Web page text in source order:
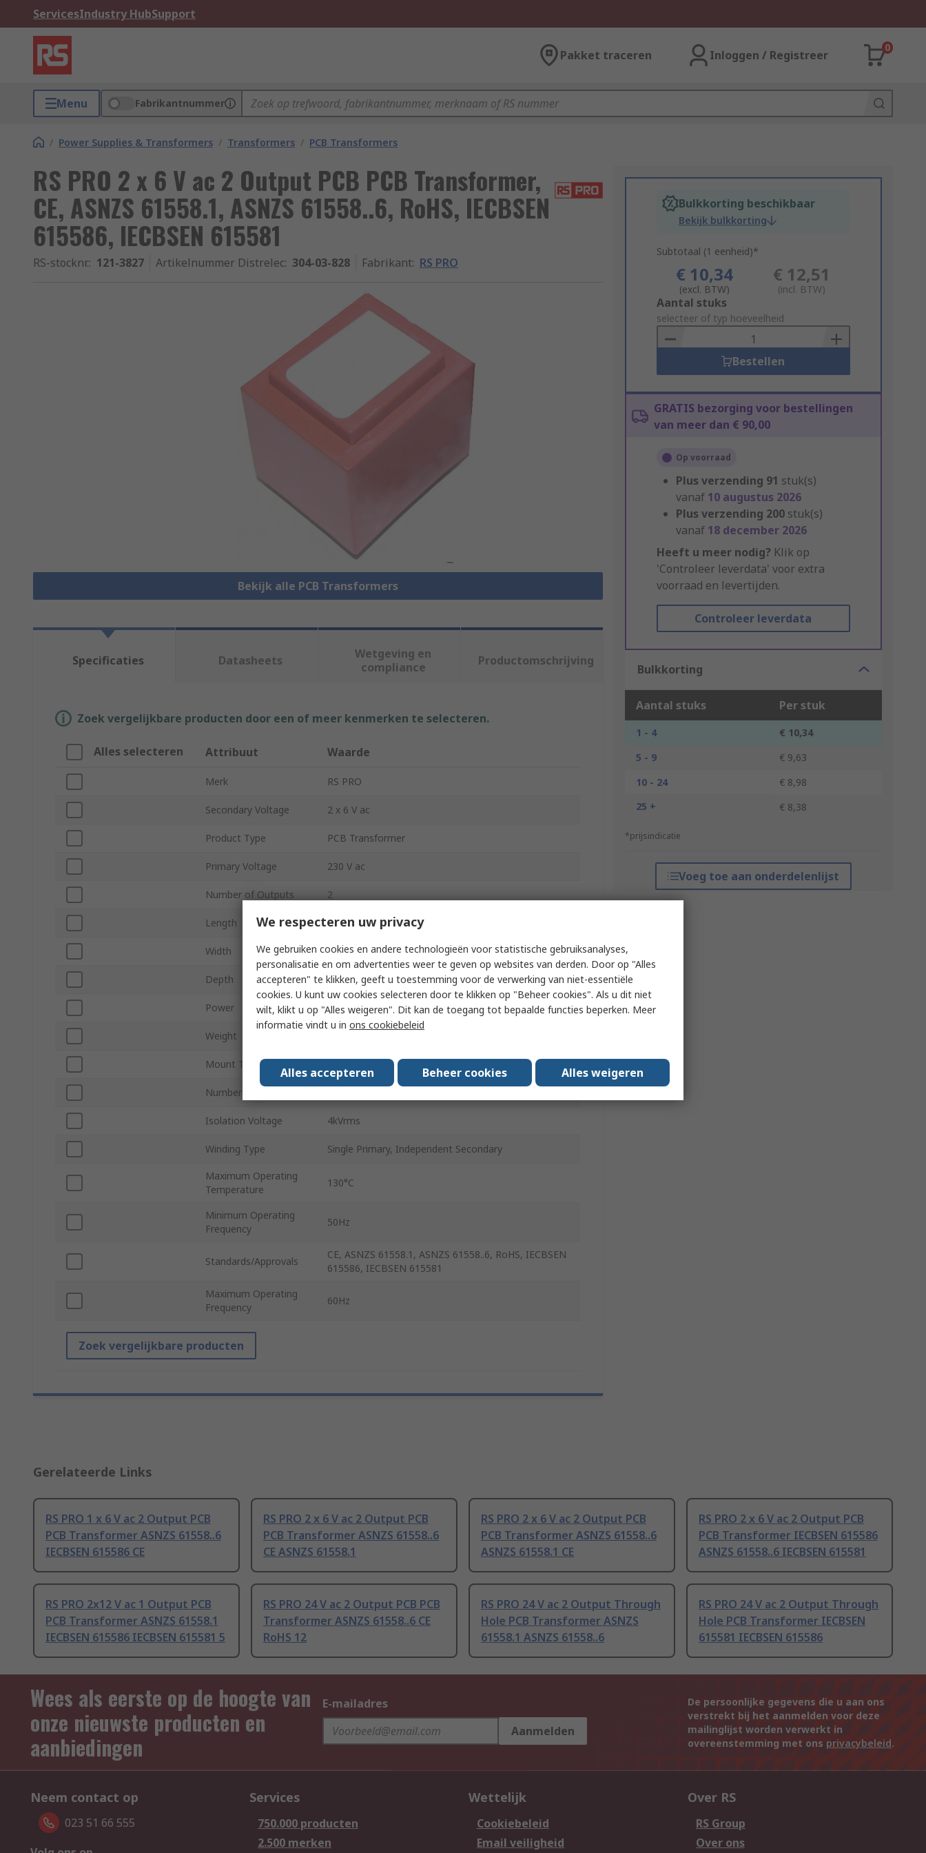
ServicesIndustry HubSupport
Pakket traceren Inloggen / Registreer
0
Menu Fabrikantnummer
/ Power Supplies & Transformers / Transformers / PCB Transformers
RS PRO 2 x 6 V ac 2 Output PCB PCB Transformer,
CE, ASNZS 61558.1, ASNZS 61558..6, RoHS, IECBSEN
615586, IECBSEN 615581
RS-stocknr.: 121-3827 Artikelnummer Distrelec: 304-03-828 Fabrikant: RS PRO
Bekijk alle PCB Transformers
Bulkkorting beschikbaar
Bekijk bulkkorting
Subtotaal (1 eenheid)*
€ 10,34
(excl. BTW)
€ 12,51
(incl. BTW)
Add
to
Basket
Aantal stuks
selecteer of typ hoeveelheid
Bestellen
GRATIS bezorging voor bestellingen
van meer dan € 90,00
Op voorraad
Plus verzending 91 stuk(s)
vanaf 10 augustus 2026
Plus verzending 200 stuk(s)
vanaf 18 december 2026
Heeft u meer nodig? Klik op
'Controleer leverdata' voor extra
voorraad en levertijden.
Controleer leverdata
Bulkkorting
Aantal stuks Per stuk
1 - 4
€ 10,34
5 - 9
€ 9,63
10 - 24
€ 8,98
25 +
€ 8,38
*prijsindicatie
Voeg toe aan onderdelenlijst
Specificaties Datasheets
Wetgeving en
compliance
Productomschrijving
Zoek vergelijkbare producten door een of meer kenmerken te selecteren.
Alles selecteren Attribuut Waarde
Merk RS PRO
Secondary Voltage 2 x 6 V ac
Product Type PCB Transformer
Primary Voltage 230 V ac
Number of Outputs 2
Length 58mm
Width 48mm
Depth 29.5mm
Power 2.3VA
Weight
Mount Type
Number of Pins
Isolation Voltage 4kVrms
Winding Type Single Primary, Independent Secondary
Maximum Operating
Temperature
130°C
Minimum Operating
Frequency
50Hz
Standards/Approvals
CE, ASNZS 61558.1, ASNZS 61558..6, RoHS, IECBSEN
615586, IECBSEN 615581
Maximum Operating
Frequency
60Hz
Zoek vergelijkbare producten
Gerelateerde Links
RS PRO 1 x 6 V ac 2 Output PCB
PCB Transformer ASNZS 61558..6
IECBSEN 615586 CE
RS PRO 2 x 6 V ac 2 Output PCB
PCB Transformer ASNZS 61558..6
CE ASNZS 61558.1
RS PRO 2 x 6 V ac 2 Output PCB
PCB Transformer ASNZS 61558..6
ASNZS 61558.1 CE
RS PRO 2 x 6 V ac 2 Output PCB
PCB Transformer IECBSEN 615586
ASNZS 61558..6 IECBSEN 615581
RS PRO 2x12 V ac 1 Output PCB
PCB Transformer ASNZS 61558.1
IECBSEN 615586 IECBSEN 615581 5
RS PRO 24 V ac 2 Output PCB PCB
Transformer ASNZS 61558..6 CE
RoHS 12
RS PRO 24 V ac 2 Output Through
Hole PCB Transformer ASNZS
61558.1 ASNZS 61558..6
RS PRO 24 V ac 2 Output Through
Hole PCB Transformer IECBSEN
615581 IECBSEN 615586
Wees als eerste op de hoogte van
onze nieuwste producten en
aanbiedingen
E-mailadres
Aanmelden
De persoonlijke gegevens die u aan ons
verstrekt bij het aanmelden voor deze
mailinglijst worden verwerkt in
overeenstemming met ons privacybeleid.
Neem contact op
023 51 66 555
Services
750.000 producten
2.500 merken
Wettelijk
Cookiebeleid
Email veiligheid
Over RS
RS Group
Over ons
We respecteren uw privacy
We gebruiken cookies en andere technologieën voor statistische gebruiksanalyses,
personalisatie en om advertenties weer te geven op websites van derden. Door op "Alles
accepteren" te klikken, geeft u toestemming voor de verwerking van niet-essentiële
cookies. U kunt uw cookies selecteren door te klikken op "Beheer cookies". Als u dit niet
wilt, klikt u op "Alles weigeren". Dit kan de toegang tot bepaalde functies beperken. Meer
informatie vindt u in ons cookiebeleid
Alles accepteren Beheer cookies Alles weigeren